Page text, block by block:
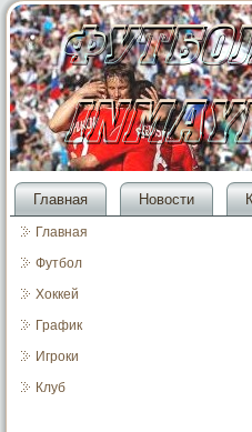
Главная Новости
Главная
Футбол
Хоккей
График
Игроки
Клуб